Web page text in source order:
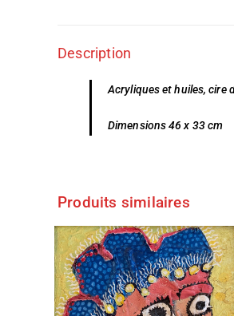
Description
Acryliques et huiles, cire
Dimensions 46 x 33 cm
Produits similaires